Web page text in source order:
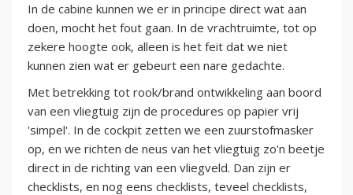
In de cabine kunnen we er in principe direct wat aan
doen, mocht het fout gaan. In de vrachtruimte, tot op
zekere hoogte ook, alleen is het feit dat we niet
kunnen zien wat er gebeurt een nare gedachte.
Met betrekking tot rook/brand ontwikkeling aan boord
van een vliegtuig zijn de procedures op papier vrij
'simpel'. In de cockpit zetten we een zuurstofmasker
op, en we richten de neus van het vliegtuig zo'n beetje
direct in de richting van een vliegveld. Dan zijn er
checklists, en nog eens checklists, teveel checklists,